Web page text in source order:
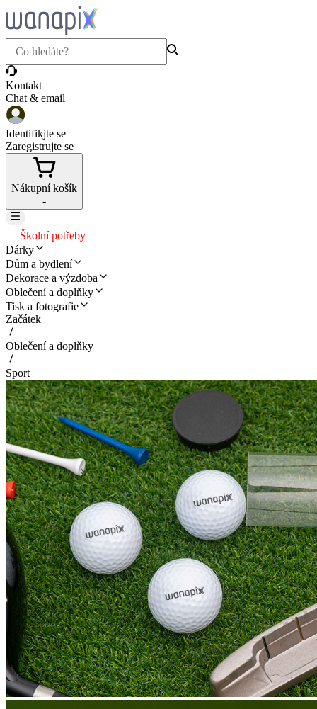
Kontakt
Chat & email
Identifikjte se
Zaregistrujte se
Nákupní košík
-
Školní potřeby
Dárky
Dům a bydlení
Dekorace a výzdoba
Oblečení a doplňky
Tisk a fotografie
Začátek
Oblečení a doplňky
Sport